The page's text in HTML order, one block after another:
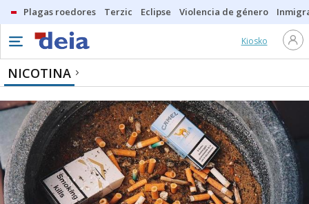
Plagas roedores Terzic Eclipse Violencia de género
Kiosko
NICOTINA